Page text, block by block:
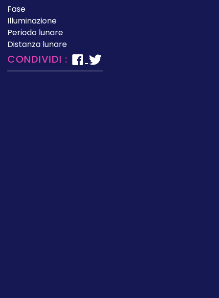
Fase
Illuminazione
Periodo lunare
Distanza lunare
CONDIVIDI :